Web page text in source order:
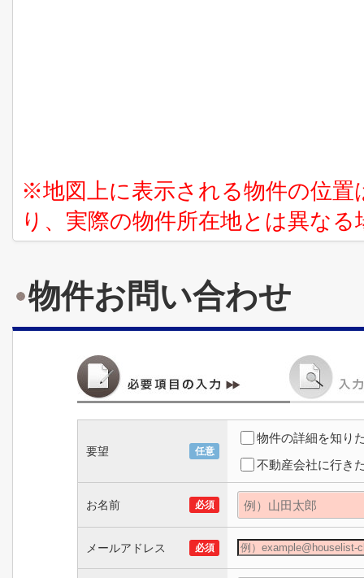
※地図上に表示される物件の位
り、実際の物件所在地とは異な
物件お問い合わせ
要望 任意
物件の詳細を知り
不動産会社に行き
お名前 必須
メールアドレス 必須